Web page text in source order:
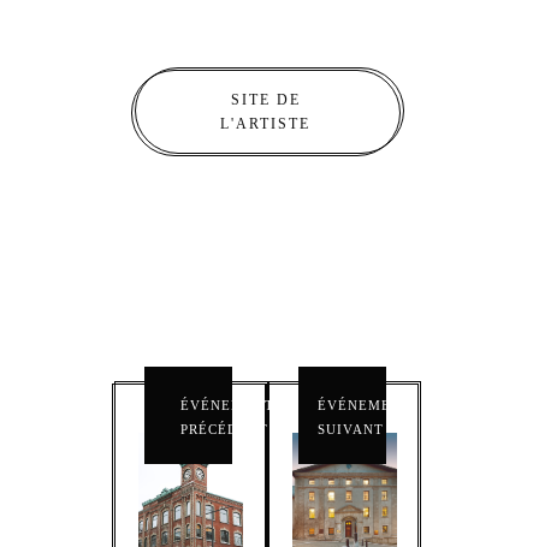
SITE DE
L'ARTISTE
ÉVÉNEMENT
PRÉCÉDENT
ÉVÉNEMENT
SUIVANT